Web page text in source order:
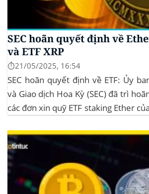
SEC hoãn quyết định về
và ETF XRP
⏱️21/05/2025, 16:54
SEC hoãn quyết định về ETF: Ủy
và Giao dịch Hoa Kỳ (SEC) đã trì
các đơn xin quỹ ETF staking Ether
10/2025 để thu thập thêm ý kiến